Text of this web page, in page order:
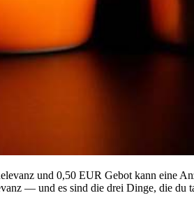
und 0,50 EUR Gebot kann eine
— und es sind die drei Dinge, die du